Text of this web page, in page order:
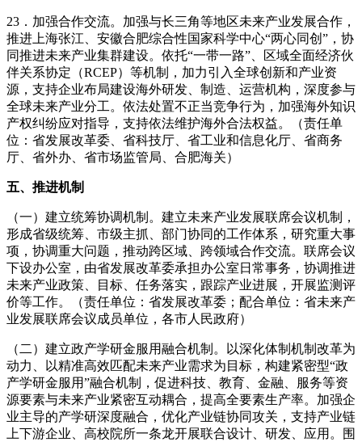
23．加强合作交流。加强与长三角等地区未来产业发展合作，
推进上海张江、安徽合肥综合性国家科学中心“两心同创”，协
同推进未来产业集群建设。依托“一带一路”、区域全面经济伙
伴关系协定（RCEP）等机制，加力引入全球创新和产业资
源，支持企业布局建设海外研发、制造、运营机构，深度参与
全球未来产业分工。依法处置不正当竞争行为，加强海外知识
产权纠纷应对指导，支持依法维护海外合法权益。（责任单
位：省发展改革委、省科技厅、省工业和信息化厅、省商务
厅、省外办、省市场监管局、合肥海关）
五、推进机制
（一）建立统筹协调机制。建立未来产业发展联席会议机制，
形成省级统筹、市级主抓、部门协同的工作体系，研究重大事
项，协调重大问题，推动跨区域、跨领域合作交流。联席会议
下设办公室，由省发展改革委承担办公室日常事务，协调推进
未来产业政策、目标、任务落实，跟踪产业进展，开展监测评
价等工作。（责任单位：省发展改革委；配合单位：省未来产
业发展联席会议成员单位，各市人民政府）
（二）建立政产学研金服用融合机制。以深化体制机制改革为
动力、以精准高效匹配未来产业需求为目标，构建紧密型“政
产学研金服用”融合机制，促进科技、教育、金融、服务等资
源要素与未来产业紧密互动耦合，提高全要素生产率。加强企
业主导的产学研深度融合，优化产业链协同攻关，支持产业链
上下游企业、高校院所一条龙开展联合设计、研发、应用。围